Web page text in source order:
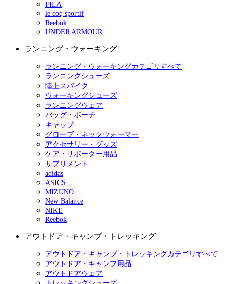
FILA
le coq sportif
Reebok
UNDER ARMOUR
ランニング・ウォーキング
ランニング・ウォーキングカテゴリすべて
ランニングシューズ
陸上スパイク
ウォーキングシューズ
ランニングウェア
バッグ・ポーチ
キャップ
グローブ・ネックウォーマー
アクセサリー・グッズ
ケア・サポーター用品
サプリメント
adidas
ASICS
MIZUNO
New Balance
NIKE
Reebok
アウトドア・キャンプ・トレッキング
アウトドア・キャンプ・トレッキングカテゴリすべて
アウトドア・キャンプ用品
アウトドアウェア